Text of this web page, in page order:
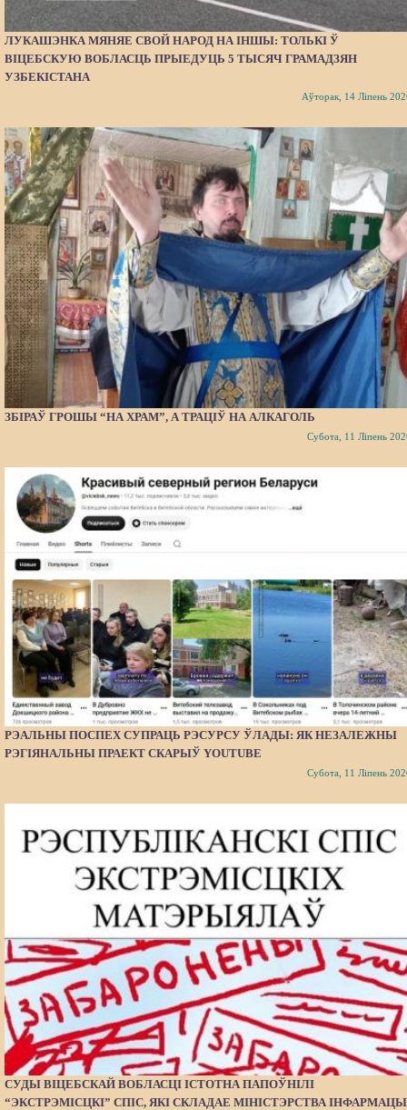
ЛУКАШЭНКА МЯНЯЕ СВОЙ НАРОД НА ІНШЫ: ТОЛЬКІ Ў
ВІЦЕБСКУЮ ВОБЛАСЦЬ ПРЫЕДУЦЬ 5 ТЫСЯЧ ГРАМАДЗЯН
УЗБЕКІСТАНА
Аўторак, 14 Ліпень
ЗБІРАЎ ГРОШЫ “НА ХРАМ”, А ТРАЦІЎ НА АЛКАГОЛЬ
Субота, 11 Ліпень
РЭАЛЬНЫ ПОСПЕХ СУПРАЦЬ РЭСУРСУ ЎЛАДЫ: ЯК НЕЗАЛЕЖНЫ
РЭГІЯНАЛЬНЫ ПРАЕКТ СКАРЫЎ YOUTUBE
Субота, 11 Ліпень
СУДЫ ВІЦЕБСКАЙ ВОБЛАСЦІ ІСТОТНА ПАПОЎНІЛІ
“ЭКСТРЭМІСЦКІ” СПІС, ЯКІ СКЛАДАЕ МІНІСТЭРСТВА